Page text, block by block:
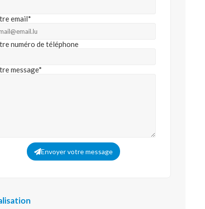
email*
numéro de téléphone
message*
Envoyer votre message